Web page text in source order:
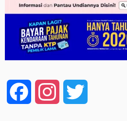
Facebook Instagram